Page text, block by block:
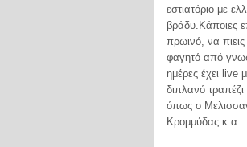
εστιατόριο με
βράδυ.Κάποιες
πρωινό, να
φαγητό από
ημέρες έχει live
διπλανό
όπως ο
Κρομμύδας κ.α.